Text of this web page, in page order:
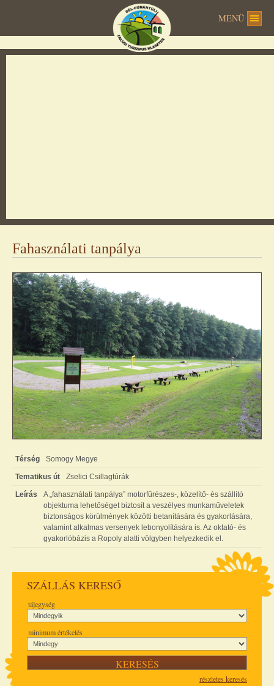
MENÜ
Fahasználati tanpálya
Térség Somogy Megye
Tematikus út Zselici Csillagtúrák
Leírás
A „fahasználati tanpálya” motorfűrészes-, közelítő- és szállító
objektuma lehetőséget biztosít a veszélyes munkaműveletek
biztonságos körülmények közötti betanítására és gyakorlására,
valamint alkalmas versenyek lebonyolítására is. Az oktató- és
gyakorlóbázis a Ropoly alatti völgyben helyezkedik el.
SZÁLLÁS KERESŐ
tájegység
minimum értékelés
részletes keresés